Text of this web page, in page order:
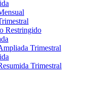
Restringido
Trimestral
Trimestral